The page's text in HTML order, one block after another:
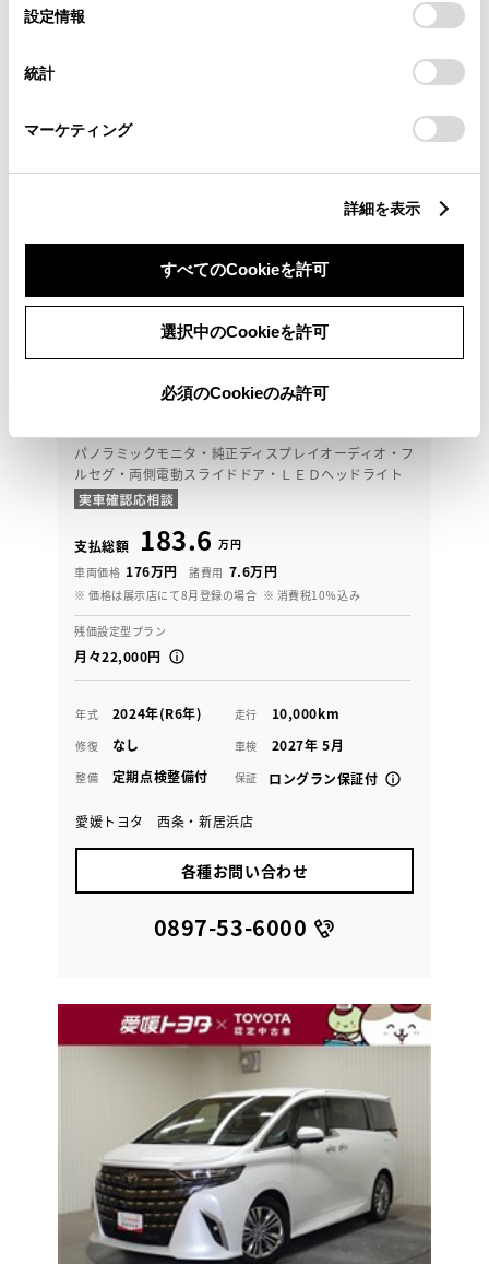
デバイスにすべてのCookie(クッキー)が保存されることに同
意したことになります。Cookie(クッキー)のオプトアウト、
設定の変更、同意を撤回したりするにあたっては、当社の
「Cookie（クッキー）情報の取り扱いについて
」をご覧くだ
設定情報
統計
マーケティング
詳細を表示
すべてのCookieを許可
選択中のCookieを許可
必須のCookieのみ許可
パノラミックモニタ・純正ディスプレイオーディオ・フ
ルセグ・両側電動スライドドア・ＬＥＤヘッドライト
支払総額 183.6 万円
車両価格 176万円 諸費用 7.6万円
※ 価格は展示店にて8月登録の場合 ※ 消費税10％込み
残価設定型プラン
月々22,000円
年式 2024年(R6年) 走行 10,000km
修復 なし 車検 2027年 5月
整備 定期点検整備付 保証 ロングラン保証付
愛媛トヨタ 西条・新居浜店
各種お問い合わせ
0897-53-6000